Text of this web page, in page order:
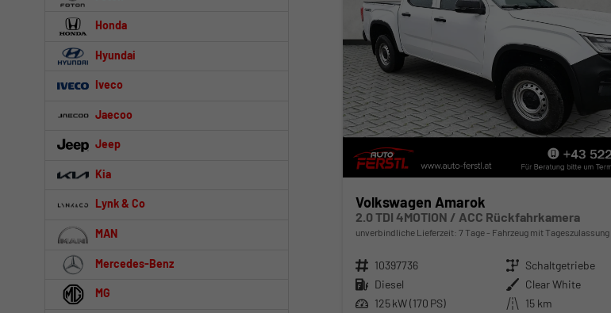
Volkswagen Amarok
2.0 TDI 4MOTION / ACC Rückfahrkamera
unverbindliche Lieferzeit: 7 Tage Fahrzeug mit Tageszulassung
Fahrzeugnr. 10397736 Getriebe Schaltgetriebe
Kraftstoff Diesel Außenfarbe Clear White
Leistung 125 kW (170 PS) Kilometerstand 15 km
Honda
Hyundai
Iveco
Jaecoo
Jeep
Kia
Lynk & Co
MAN
Mercedes-Benz
MG